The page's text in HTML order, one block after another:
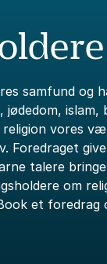
samfund og
vores
Foredraget
talere
om
et